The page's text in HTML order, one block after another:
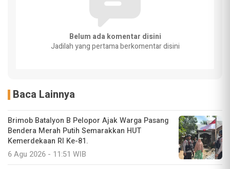
Belum ada komentar disini
Jadilah yang pertama berkomentar disini
Baca Lainnya
Brimob Batalyon B Pelopor Ajak Warga Pasang
Bendera Merah Putih Semarakkan HUT
Kemerdekaan RI Ke-81.
6 Agu 2026 - 11:51 WIB